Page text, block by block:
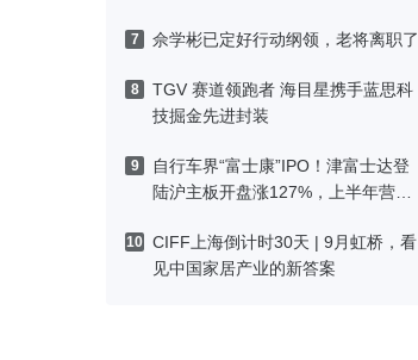
7 佘学彬已定好行动纲领，老将离职了
8
TGV 赛道领跑者 海目星携手蓝思科
技掘金先进封装
9
自行车界“富士康”IPO！津富士达登
陆沪主板开盘涨127%，上半年营收
10 CIFF上海倒计时30天 | 9月虹桥，看
见中国家居产业的新答案